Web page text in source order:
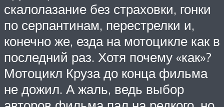
скалолазание без страховки, гонки
по серпантинам, перестрелки и,
конечно же, езда на мотоцикле как в
последний раз. Хотя почему «как»?
Мотоцикл Круза до конца фильма
не дожил. А жаль, ведь выбор